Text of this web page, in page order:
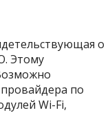
о
Этому
по
Wi-Fi,